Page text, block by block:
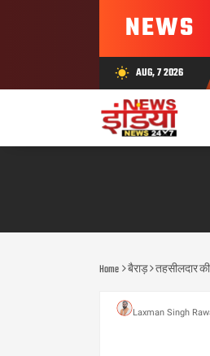
NEWS
wb_sunny AUG, 7 2026
Home बैराड़ तहसीलदार
Laxman Singh